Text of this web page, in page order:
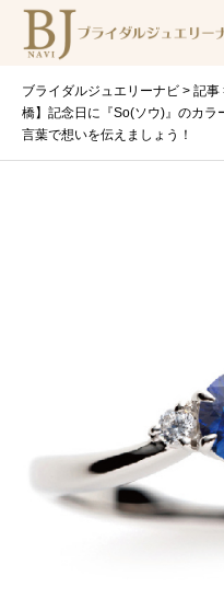
ブライダルジュエリーナビ > 記事
橋】記念日に『So(ソウ)』のカ
言葉で想いを伝えましょう！